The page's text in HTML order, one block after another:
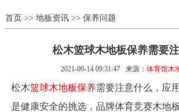
首页>> 地板资讯>> 保养问题
松木篮球木地板保养需要
2021-09-14 09:31:47 来源： 体育馆木
松木篮球木地板保养需要注意什么，应
是健康安全的挑选，品牌体育竞赛木地